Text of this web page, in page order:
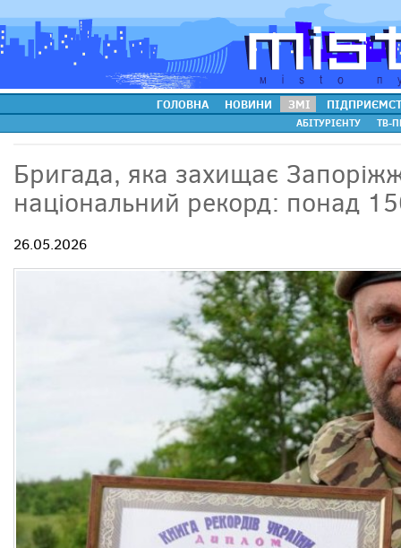
ГОЛОВНА НОВИНИ ЗМІ
АБІТУРІЄНТУ ТВ-
Бригада, яка захищає
національний рекорд: понад
26.05.2026